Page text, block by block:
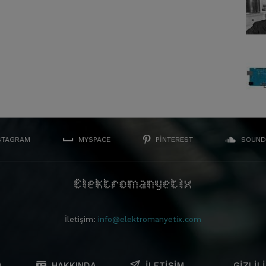
MYSPACE PINTEREST
İletişim: info@elektromanyetix.com